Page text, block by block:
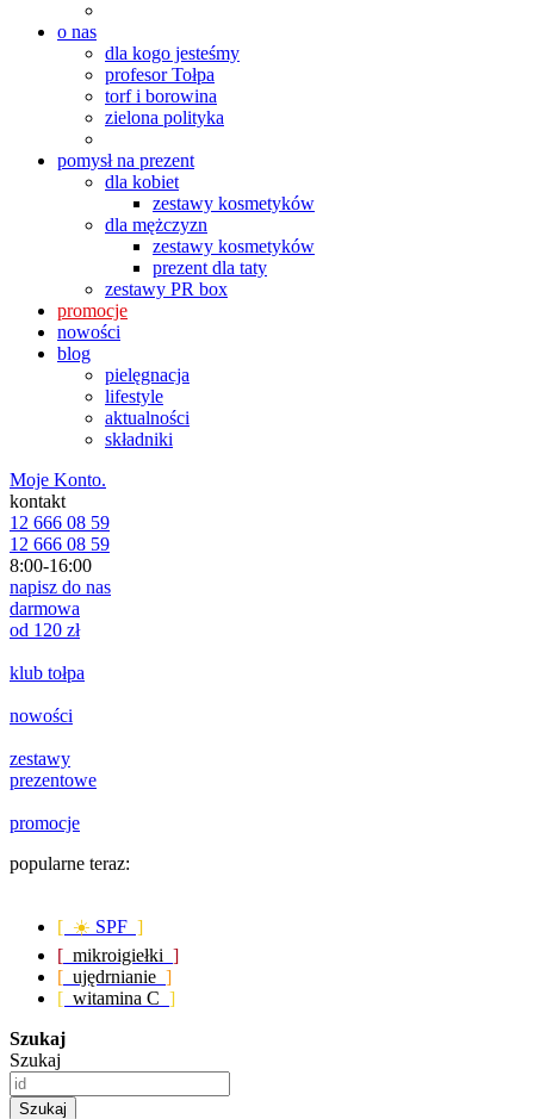
o nas
dla kogo jesteśmy
profesor Tołpa
torf i borowina
zielona polityka
pomysł na prezent
dla kobiet
zestawy kosmetyków
dla mężczyzn
zestawy kosmetyków
prezent dla taty
zestawy PR box
promocje
nowości
blog
pielęgnacja
lifestyle
aktualności
składniki
Moje Konto.
kontakt
12 666 08 59
12 666 08 59
8:00-16:00
napisz do nas
darmowa
od 120 zł
klub tołpa
nowości
zestawy
prezentowe
promocje
popularne teraz:
[ ☀️ SPF ]
[ mikroigiełki ]
[ ujędrnianie ]
[ witamina C ]
Szukaj
Szukaj
Szukaj